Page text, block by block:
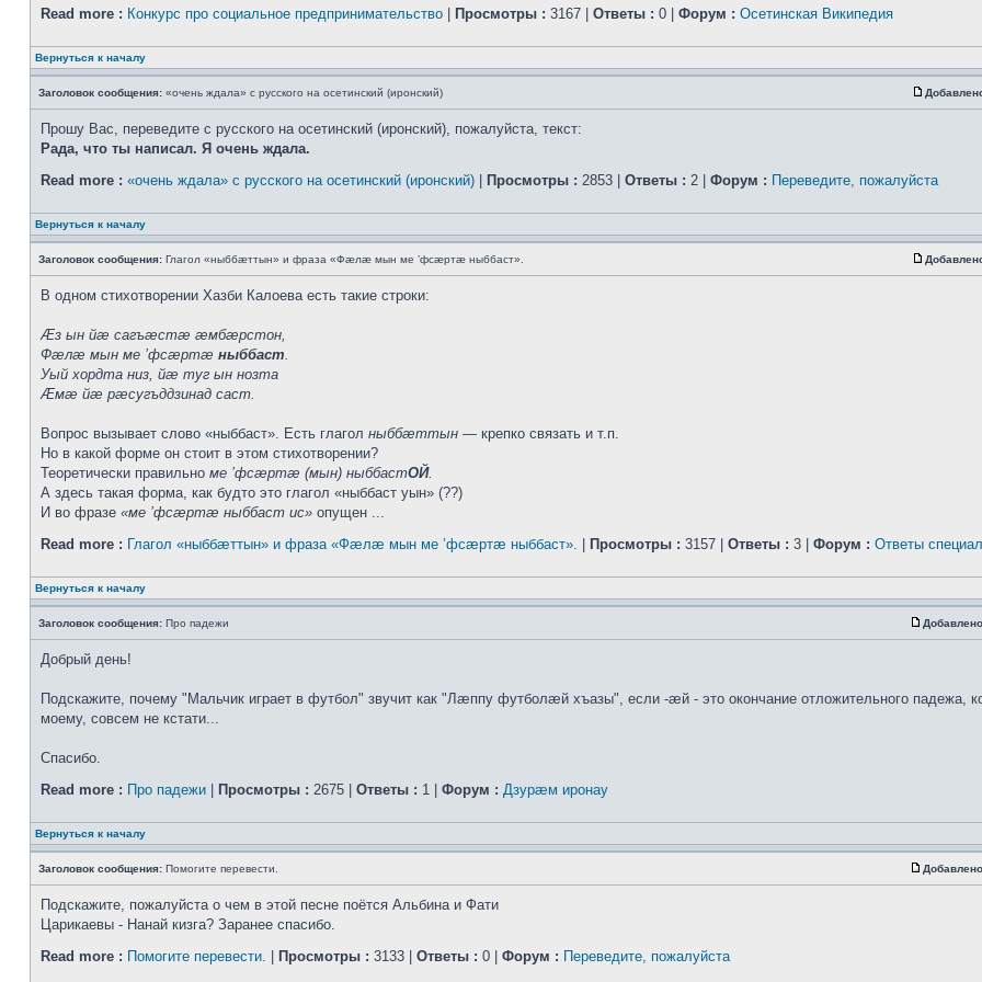
Read more : Конкурс про социальное предпринимательство Просмотры : 3167 | Ответы : 0 | Форум : Осетинская Википедия
Вернуться к началу
Заголовок сообщения: «очень ждала» с русского на осетинский (иронский)
Прошу Вас, переведите с русского на осетинский (иронский), пожалуйста, текст:
Рада, что ты написал. Я очень ждала.
Read more : «очень ждала» с русского на осетинский (иронский) Просмотры : 2853 | Ответы : 2 | Форум : Переведите, пожалуйста
Вернуться к началу
Заголовок сообщения: Глагол «ныббæттын» и фраза «Фæлæ мын ме ’фсæртæ ныббаст».
В одном стихотворении Хазби Калоева есть такие строки:
Æз ын йæ сагъæстæ æмбæрстон,
Фæлæ мын ме ’фсæртæ ныббаст.
Уый хордта низ, йæ туг ын нозта
Æмæ йæ рæсугъддзинад саст.
Вопрос вызывает слово «ныббаст». Есть глагол ныббæттын — крепко связать и т.п.
Но в какой форме он стоит в этом стихотворении?
Теоретически правильно ме ’фсæртæ (мын) ныббастОЙ.
А здесь такая форма, как будто это глагол «ныббаст уын» (??)
И во фразе «ме ’фсæртæ ныббаст ис» опущен ...
Read more : Глагол «ныббæттын» и фраза «Фæлæ мын ме ’фсæртæ ныббаст». Просмотры : 3157 | Ответы : 3 | Форум : Ответы
Вернуться к началу
Заголовок сообщения: Про падежи
Добрый день!
Подскажите, почему "Мальчик играет в футбол" звучит как "Лæппу футболæй хъазы", если -æй - это окончание отложительного падежа,
моему, совсем не кстати...
Спасибо.
Read more : Про падежи Просмотры : 2675 | Ответы : 1 | Форум : Дзурæм иронау
Вернуться к началу
Заголовок сообщения: Помогите перевести.
Подскажите, пожалуйста о чем в этой песне поётся Альбина и Фати
Царикаевы - Нанай кизга? Заранее спасибо.
Read more : Помогите перевести. Просмотры : 3133 | Ответы : 0 | Форум : Переведите, пожалуйста